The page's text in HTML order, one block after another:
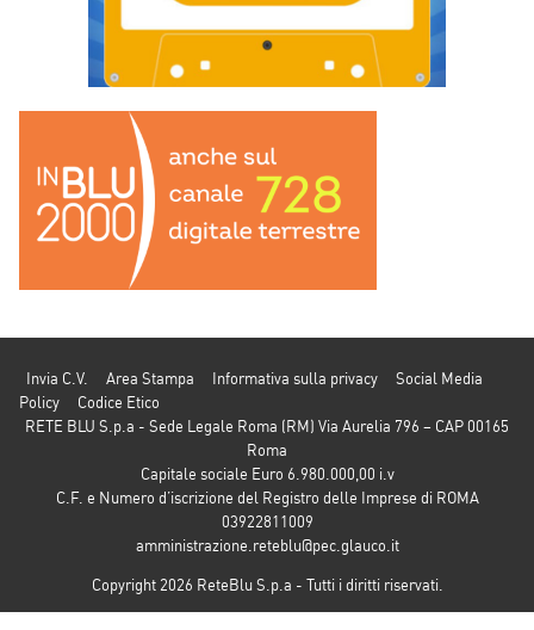
Invia C.V. Area Stampa Informativa sulla privacy
Social Media
Policy
Codice Etico
RETE BLU S.p.a - Sede Legale Roma (RM) Via Aurelia 796 – CAP 00165
Roma
Capitale sociale Euro 6.980.000,00 i.v
C.F. e Numero d’iscrizione del Registro delle Imprese di ROMA
03922811009
amministrazione.reteblu@pec.glauco.it
Copyright 2026 ReteBlu S.p.a - Tutti i diritti riservati.